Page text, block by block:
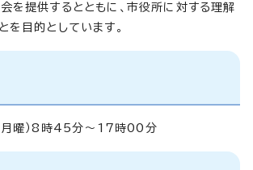
を提供するとともに、市役所に対する理解
を目的としています。
曜）8時45分～17時00分